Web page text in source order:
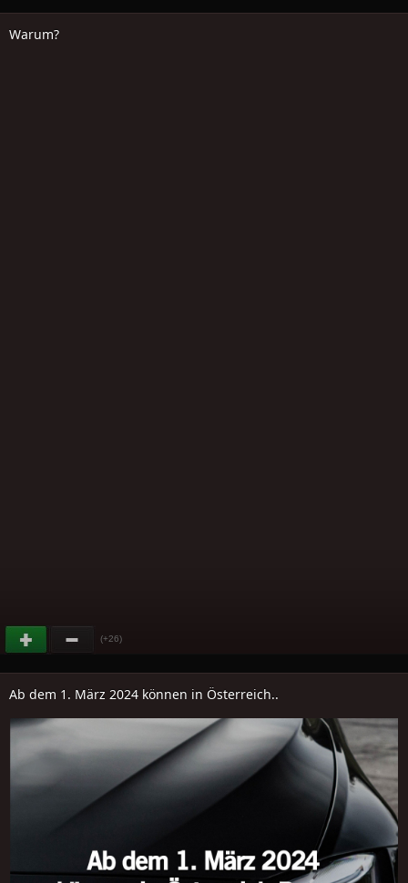
Warum?
(+26)
Ab dem 1. März 2024 können in Österreich..